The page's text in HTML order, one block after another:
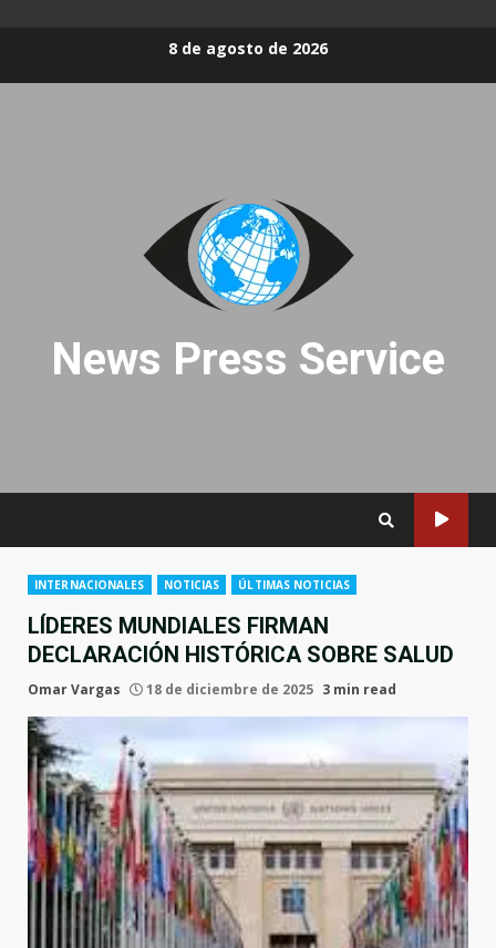
8 de agosto de 2026
News Press Service
INTERNACIONALES NOTICIAS ÚLTIMAS NOTICIAS
LÍDERES MUNDIALES FIRMAN
DECLARACIÓN HISTÓRICA SOBRE SALUD
Omar Vargas 18 de diciembre de 2025 3 min read